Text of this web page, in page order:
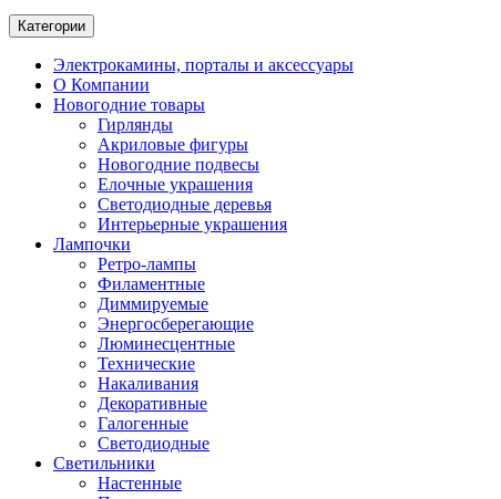
Категории
Электрокамины, порталы и аксессуары
О Компании
Новогодние товары
Гирлянды
Акриловые фигуры
Новогодние подвесы
Елочные украшения
Светодиодные деревья
Интерьерные украшения
Лампочки
Ретро-лампы
Филаментные
Диммируемые
Энергосберегающие
Люминесцентные
Технические
Накаливания
Декоративные
Галогенные
Светодиодные
Светильники
Настенные